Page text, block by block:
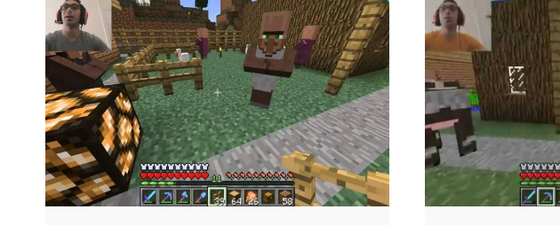
|
76#
MINECRAFT
:
D7OOMY999